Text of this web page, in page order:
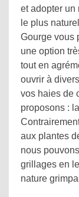
et adopter un
le plus
Gourge vous
une option
tout en
ouvrir à
vos haies de
proposons :
aux plantes
nous
grillages en
nature